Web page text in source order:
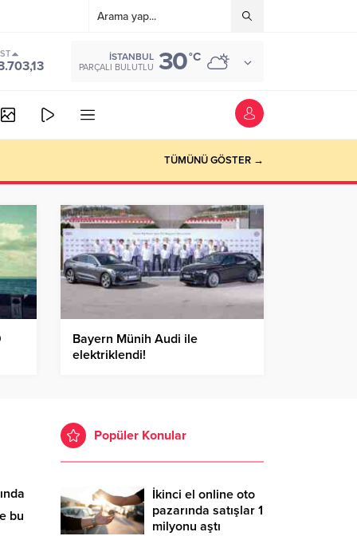
İSTANBUL
PARÇALI BULUTLU 30°C
TÜMÜNÜ GÖSTER →
Bayern Münih Audi ile
elektriklendi!
bu
Popüler Konular
İkinci el online oto
pazarında satışlar 1
milyonu aştı